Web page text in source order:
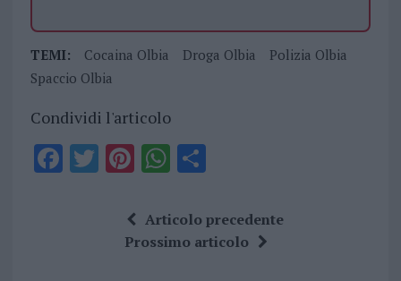
TEMI: Cocaina Olbia Droga Olbia
Polizia Olbia
Spaccio Olbia
Condividi l'articolo
F T Pi
te
re
W
at
s
S
a
re
Articolo precedente
Prossimo articolo